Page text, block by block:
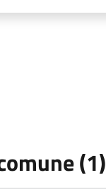
(1)